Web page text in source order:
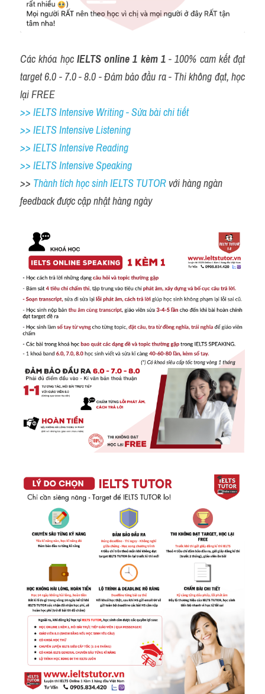
Các khóa học IELTS online 1 kèm 1 - 100% cam kết đạt
target 6.0 - 7.0 - 8.0 - Đảm bảo đầu ra - Thi không đạt, học
lại FREE
>> IELTS Intensive Writing - Sửa bài chi tiết
>> IELTS Intensive Listening
>> IELTS Intensive Reading
>> IELTS Intensive Speaking
>> Thành tích học sinh IELTS TUTOR với hàng ngàn
feedback được cập nhật hàng ngày